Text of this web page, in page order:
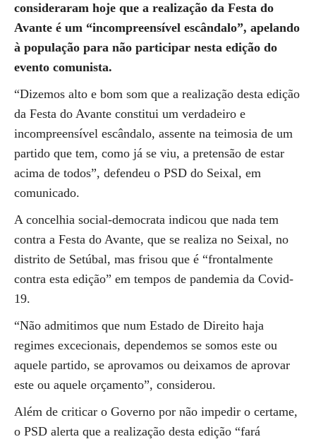
consideraram hoje que a realização da Festa do
Avante é um “incompreensível escândalo”, apelando
à população para não participar nesta edição do
evento comunista.
“Dizemos alto e bom som que a realização desta edição
da Festa do Avante constitui um verdadeiro e
incompreensível escândalo, assente na teimosia de um
partido que tem, como já se viu, a pretensão de estar
acima de todos”, defendeu o PSD do Seixal, em
comunicado.
A concelhia social-democrata indicou que nada tem
contra a Festa do Avante, que se realiza no Seixal, no
distrito de Setúbal, mas frisou que é “frontalmente
contra esta edição” em tempos de pandemia da Covid-
19.
“Não admitimos que num Estado de Direito haja
regimes excecionais, dependemos se somos este ou
aquele partido, se aprovamos ou deixamos de aprovar
este ou aquele orçamento”, considerou.
Além de criticar o Governo por não impedir o certame,
o PSD alerta que a realização desta edição “fará